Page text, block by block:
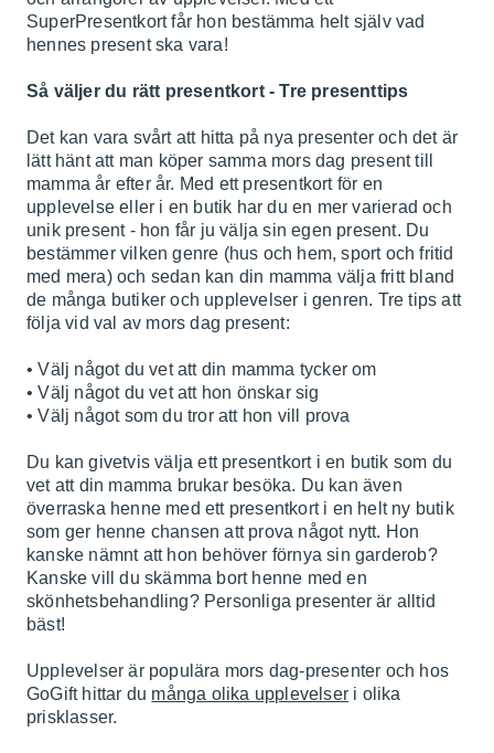
SuperPresentkort får hon bestämma helt själv vad
hennes present ska vara!
Så väljer du rätt presentkort - Tre presenttips
Det kan vara svårt att hitta på nya presenter och det är
lätt hänt att man köper samma mors dag present till
mamma år efter år. Med ett presentkort för en
upplevelse eller i en butik har du en mer varierad och
unik present - hon får ju välja sin egen present. Du
bestämmer vilken genre (hus och hem, sport och fritid
med mera) och sedan kan din mamma välja fritt bland
de många butiker och upplevelser i genren. Tre tips att
följa vid val av mors dag present:
• Välj något du vet att din mamma tycker om
• Välj något du vet att hon önskar sig
• Välj något som du tror att hon vill prova
Du kan givetvis välja ett presentkort i en butik som du
vet att din mamma brukar besöka. Du kan även
överraska henne med ett presentkort i en helt ny butik
som ger henne chansen att prova något nytt. Hon
kanske nämnt att hon behöver förnya sin garderob?
Kanske vill du skämma bort henne med en
skönhetsbehandling? Personliga presenter är alltid
bäst!
Upplevelser är populära mors dag-presenter och hos
GoGift hittar du många olika upplevelser i olika
prisklasser.